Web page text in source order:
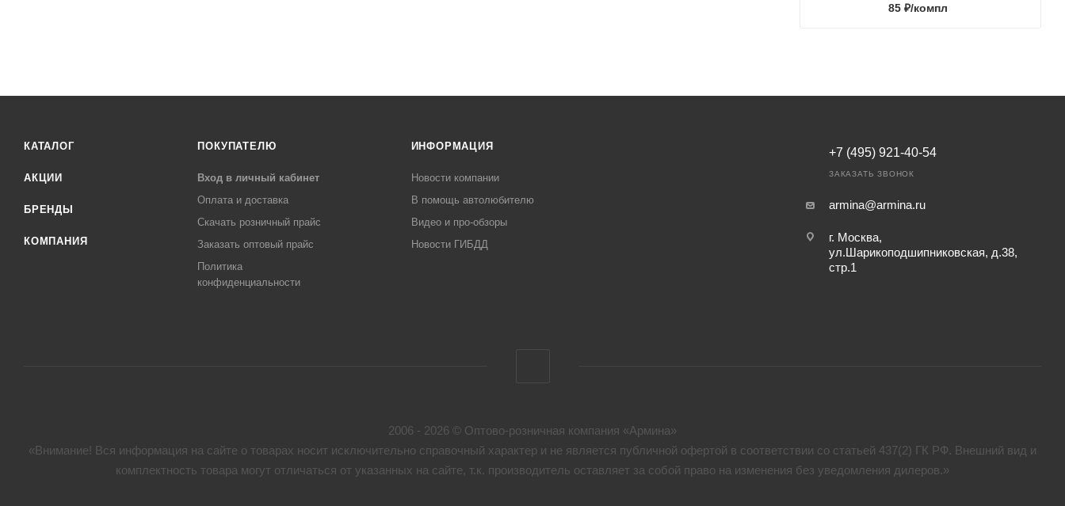
85 ₽/компл
КАТАЛОГ
АКЦИИ
БРЕНДЫ
КОМПАНИЯ
ПОКУПАТЕЛЮ
Вход в личный кабинет
Оплата и доставка
Скачать розничный прайс
Заказать оптовый прайс
Политика
конфиденциальности
ИНФОРМАЦИЯ
Новости компании
В помощь автолюбителю
Видео и про-обзоры
Новости ГИБДД
+7 (495) 921-40-54
ЗАКАЗАТЬ ЗВОНОК
armina@armina.ru
г. Москва,
ул.Шарикоподшипниковская, д.38,
стр.1
2006 - 2026 © Оптово-розничная компания «Армина»
«Внимание! Вся информация на сайте о товарах носит исключительно справочный характер и не является публичной офертой в соответствии со статьей 437(2) ГК РФ. Внешний вид и
комплектность товара могут отличаться от указанных на сайте, т.к. производитель оставляет за собой право на изменения без уведомления дилеров.»